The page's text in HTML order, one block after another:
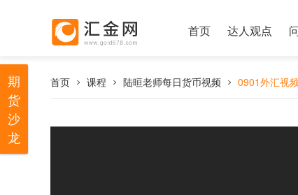
首页 达人观点
首页 课程 陆晅老师每日货币视频 0901外汇视
期
货
沙
龙